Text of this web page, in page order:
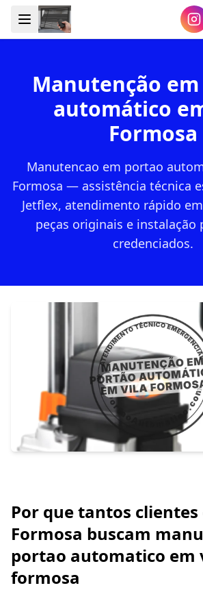
Manutenção
automático
Formosa
Manutencao em portao
Formosa — assistência técnica
Jetflex, atendimento rápido
peças originais e instalação
credenciados.
Por que tantos clientes
Formosa buscam
portao automatico em
formosa